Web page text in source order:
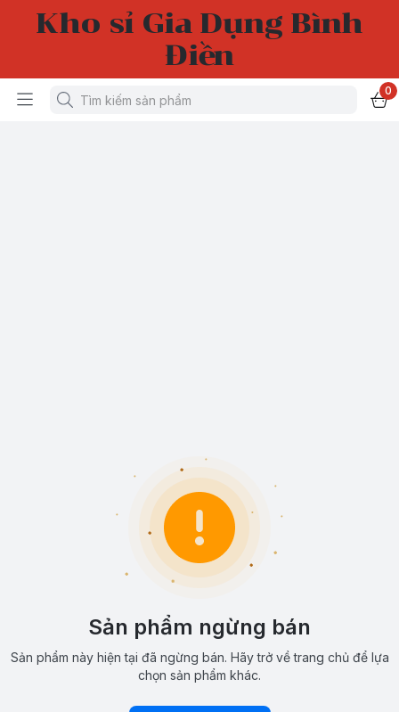
Kho sỉ Gia Dụng Bình
Điền
0
Sản phẩm ngừng bán
Sản phẩm này hiện tại đã ngừng bán. Hãy trở về trang chủ để lựa
chọn sản phẩm khác.